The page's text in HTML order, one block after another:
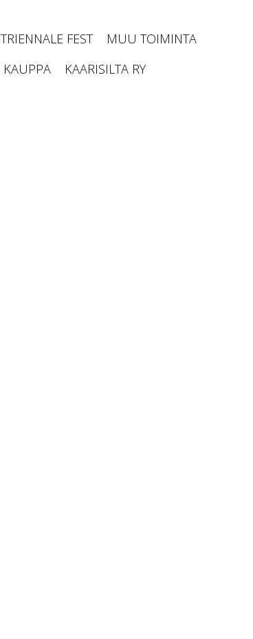
TRIENNALE FEST
MUU TOIMINTA
KAUPPA
KAARISILTA RY